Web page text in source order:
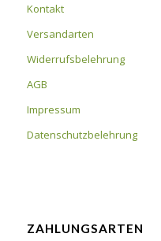
Kontakt
Versandarten
Widerrufsbelehrung
AGB
Impressum
Datenschutzbelehrung
ZAHLUNGSARTEN